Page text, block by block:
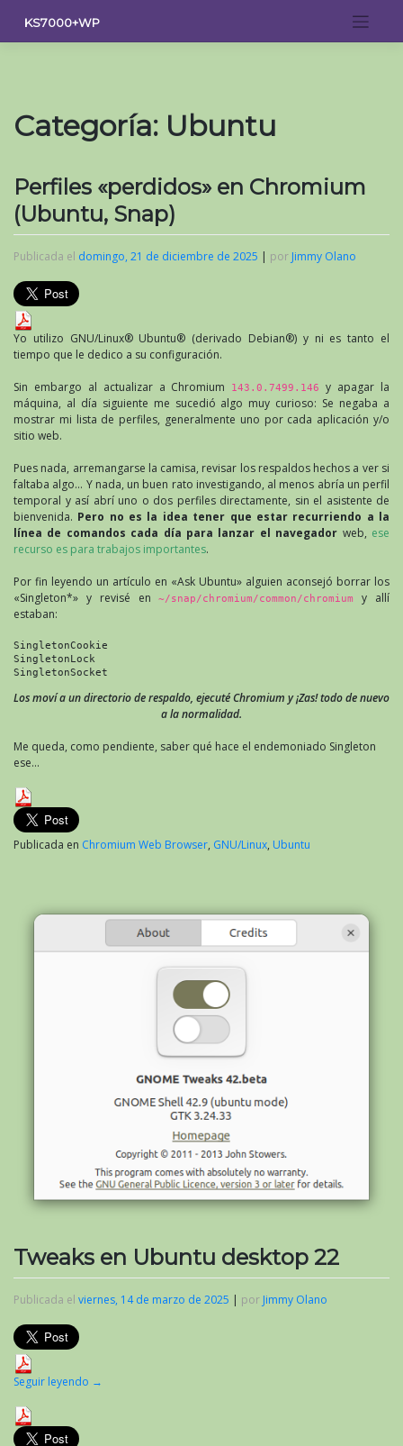
contenido
KS7000+WP
Categoría: Ubuntu
Perfiles «perdidos» en Chromium
(Ubuntu, Snap)
Publicada el domingo, 21 de diciembre de 2025 | por Jimmy Olano
Yo utilizo GNU/Linux® Ubuntu® (derivado Debian®) y ni es tanto el
tiempo que le dedico a su configuración.
Sin embargo al actualizar a Chromium 143.0.7499.146
y apagar la
máquina, al día siguiente me sucedió algo muy curioso: Se negaba a
mostrar mi lista de perfiles, generalmente uno por cada aplicación y/o
sitio web.
Pues nada, arremangarse la camisa, revisar los respaldos hechos a ver si
faltaba algo… Y nada, un buen rato investigando, al menos abría un perfil
temporal y así abrí uno o dos perfiles directamente, sin el asistente de
bienvenida. Pero no es la idea tener que estar recurriendo a la
línea de comandos cada día para lanzar el navegador web, ese
recurso es para trabajos importantes.
Por fin leyendo un artículo en «Ask Ubuntu» alguien aconsejó borrar los
«Singleton*» y revisé en~/snap/chromium/common/chromium
y allí
estaban:
SingletonCookie
SingletonLock
SingletonSocket
Los moví a un directorio de respaldo, ejecuté Chromium y ¡Zas! todo de nuevo
a la normalidad.
Me queda, como pendiente, saber qué hace el endemoniado Singleton
ese…
Publicada en Chromium Web Browser, GNU/Linux, Ubuntu
Tweaks en Ubuntu desktop 22
Publicada el viernes, 14 de marzo de 2025 | por Jimmy Olano
Seguir leyendo →